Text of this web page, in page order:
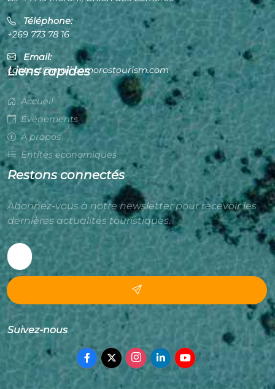
Téléphone:
+269 773 78 16
Email:
contact@mail.comorostourism.com
Liens rapides
Accueil
Événements
À propos
Entités économiques
Restons connectés
Abonnez-vous à notre newsletter pour recevoir les
dernières actualités touristiques.
Suivez-nous